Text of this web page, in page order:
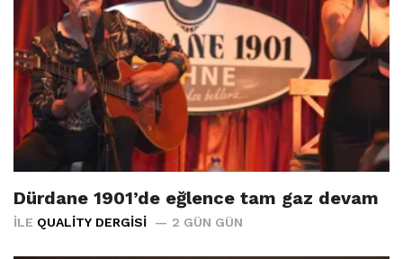
Dürdane 1901’de eğlence tam gaz devam
İLE QUALITY DERGISI 2 GÜN GÜN